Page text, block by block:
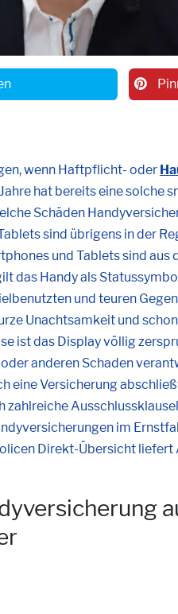
wenn Haftpflicht- oder
hat bereits eine solche
Schäden
sind übrigens in der
und Tablets sind aus
das Handy als
und teuren
Unachtsamkeit und
ist das Display völlig
anderen Schaden
eine Versicherung
im
Direkt-Übersicht